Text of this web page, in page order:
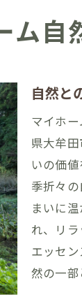
マイホームを
ホームデザイ
の地域特性
存するイン
の魅力を住
りなす居住
イフスタイ
るマイホー
に暮らす家
かにする自
で叶えるエ
ム自
自然と
マイホ
県大牟
いの価
季折々
まいに
れ、リ
エッセ
然の一部